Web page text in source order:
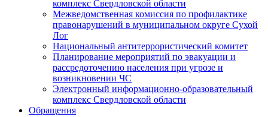
комплекс Cвердловской области
Межведомственная комиссия по профилактике
правонарушений в муниципальном округе Сухой
Лог
Национальный антитеррористический комитет
Планирование мероприятий по эвакуации и
рассредоточению населения при угрозе и
возникновении ЧС
Электронный информационно-образовательный
комплекс Свердловской области
Обращения